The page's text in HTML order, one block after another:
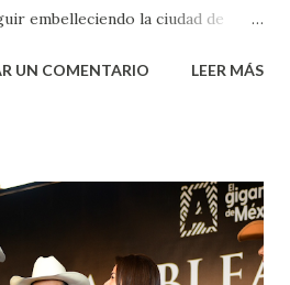
embelleciendo la ciudad de
dio inicio al programa
capital. Leo Montañez
se usarán cerca de 90 mil
para dar inicio en la calle
UN COMENTARIO LEER MÁS